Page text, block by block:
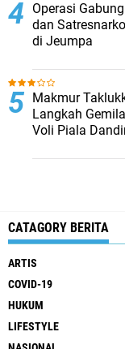
Operasi
dan
di Jeumpa
Makmur
Langkah
Voli Piala
CATAGORY BERITA
ARTIS
COVID-19
HUKUM
LIFESTYLE